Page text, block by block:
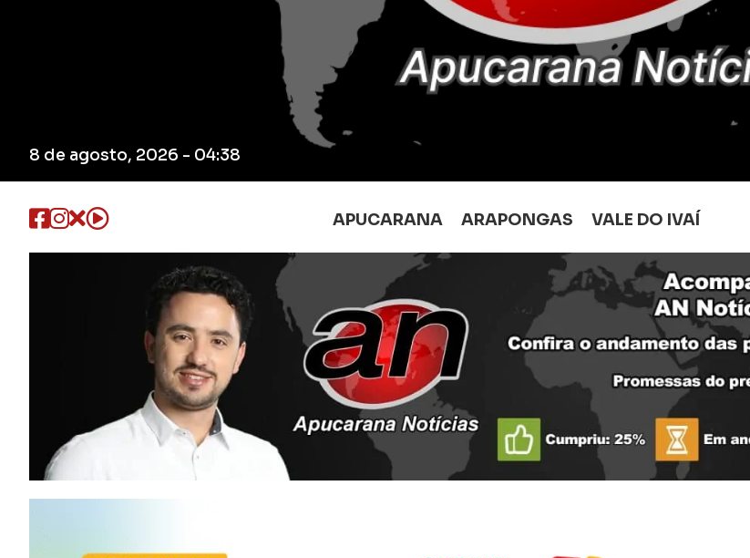
8 de agosto, 2026 - 04:38
APUCARANA ARAPONGAS VALE DO IVAÍ